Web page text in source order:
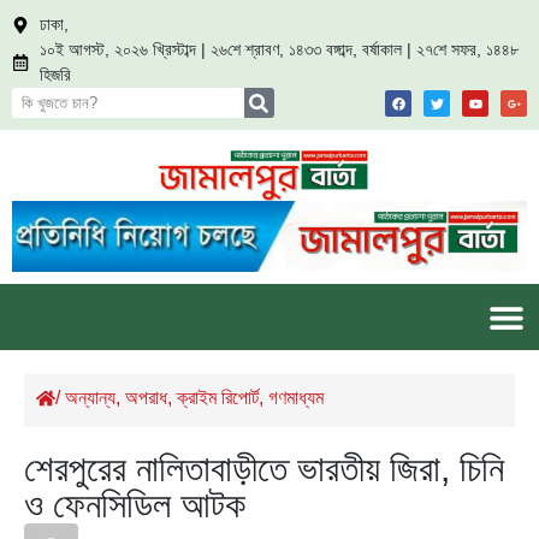
ঢাকা,
১০ই আগস্ট, ২০২৬ খ্রিস্টাব্দ | ২৬শে শ্রাবণ, ১৪৩৩ বঙ্গাব্দ, বর্ষাকাল | ২৭শে সফর, ১৪৪৮
হিজরি
/অন্যান্য, অপরাধ,ক্রাইম রিপোর্ট, গণমাধ্যম
শেরপুরের নালিতাবাড়ীতে ভারতীয় জিরা, চিনি
ও ফেনসিডিল আটক